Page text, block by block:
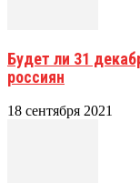
Будет ли 31
россиян
18 сентября 2021